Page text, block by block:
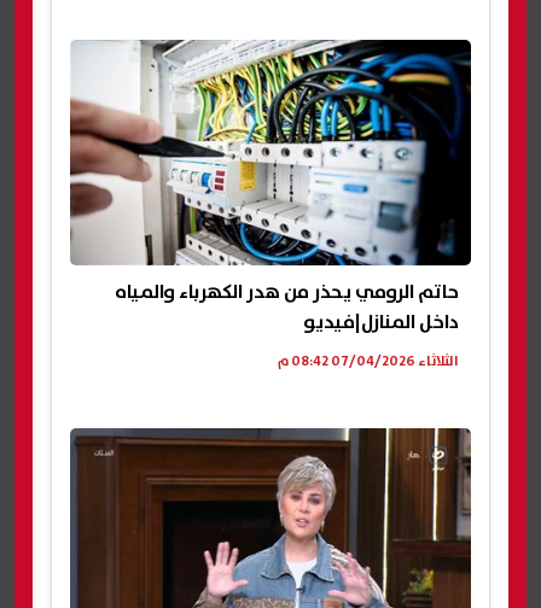
حاتم الرومي يحذر من هدر الكهرباء والمياه
داخل المنازل|فيديو
الثلاثاء 07/04/2026 08:42 م